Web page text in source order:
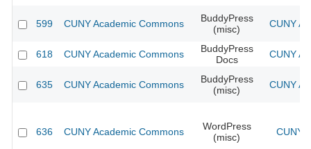
599 CUNY Academic Commons
BuddyPress
(misc)
CUNY
618 CUNY Academic Commons
BuddyPress
Docs
CUNY
635 CUNY Academic Commons
BuddyPress
(misc)
CUNY
636 CUNY Academic Commons
WordPress
(misc)
CUNY